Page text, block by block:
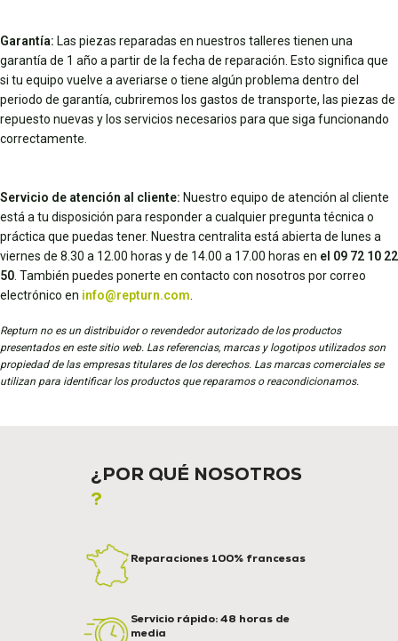
Garantía: Las piezas reparadas en nuestros talleres tienen una
garantía de 1 año a partir de la fecha de reparación. Esto significa que
si tu equipo vuelve a averiarse o tiene algún problema dentro del
periodo de garantía, cubriremos los gastos de transporte, las piezas de
repuesto nuevas y los servicios necesarios para que siga funcionando
correctamente.
Servicio de atención al cliente: Nuestro equipo de atención al cliente
está a tu disposición para responder a cualquier pregunta técnica o
práctica que puedas tener. Nuestra centralita está abierta de lunes a
viernes de 8.30 a 12.00 horas y de 14.00 a 17.00 horas en el 09 72 10 22
50 . También puedes ponerte en contacto con nosotros por correo
electrónico en info@repturn.com
Repturn no es un distribuidor o revendedor autorizado de los productos
presentados en este sitio web. Las referencias, marcas y logotipos utilizados son
propiedad de las empresas titulares de los derechos. Las marcas comerciales se
utilizan para identificar los productos que reparamos o reacondicionamos.
¿POR QUÉ NOSOTROS
?
Reparaciones 100% francesas
Servicio rápido: 48 horas de
media